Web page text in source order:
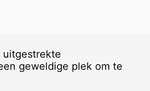
uitgestrekte
geweldige plek om te